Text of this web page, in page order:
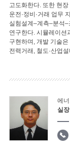
고도화한다. 또한 현
운전·정비·거래 업무
실험설계–계측–분석
연구한다. 시뮬레이션
구현하며, 개발 기술
전력거래, 철도·산업
에
실